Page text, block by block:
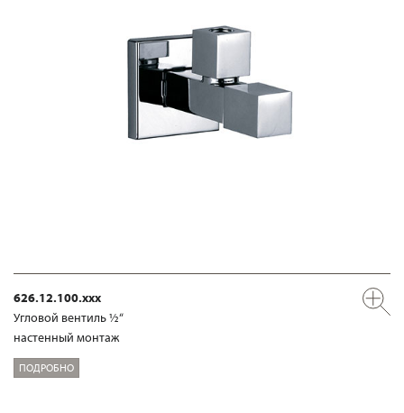
626.12.100.xxx
Угловой вентиль ½“
настенный монтаж
ПОДРОБНО